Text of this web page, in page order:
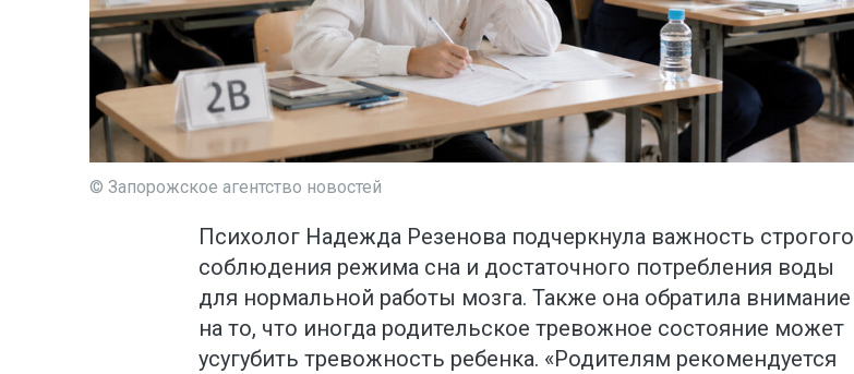
© Запорожское агентство новостей
Психолог Надежда Резенова подчеркнула важность строгого
соблюдения режима сна и достаточного потребления воды
для нормальной работы мозга. Также она обратила внимание
на то, что иногда родительское тревожное состояние может
усугубить тревожность ребенка. «Родителям рекомендуется